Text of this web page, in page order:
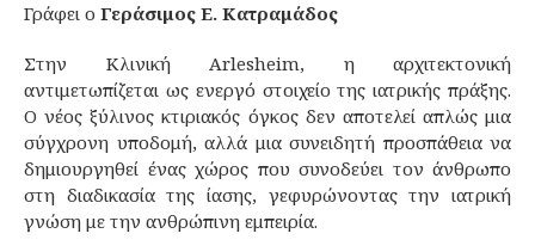
Γράφει ο Γεράσιμος Ε. Κατραμάδος
Στην Κλινική Arlesheim, η αρχιτεκτονική
αντιμετωπίζεται ως ενεργό στοιχείο της ιατρικής πράξης.
Ο νέος ξύλινος κτιριακός όγκος δεν αποτελεί απλώς μια
σύγχρονη υποδομή, αλλά μια συνειδητή προσπάθεια να
δημιουργηθεί ένας χώρος που συνοδεύει τον άνθρωπο
στη διαδικασία της ίασης, γεφυρώνοντας την ιατρική
γνώση με την ανθρώπινη εμπειρία.